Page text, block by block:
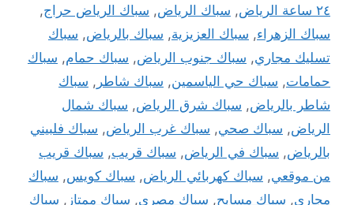
٢٤ ساعة الرياض
, سباك الرياض, سباك الرياض حراج,
سباك الزهراء, سباك العزيزية, سباك بالرياض, سباك
تسليك مجاري, سباك جنوب الرياض, سباك حمام, سباك
حمامات, سباك حي الياسمين, سباك شاطر , سباك
شاطر بالرياض, سباك شرق الرياض, سباك شمال
الرياض, سباك صحي, سباك غرب الرياض, سباك فلبيني
بالرياض, سباك في الرياض, سباك قريب, سباك قريب
من موقعي, سباك كهربائي الرياض, سباك كويس, سباك
مجاري, سباك مسابح, سباك مصري, سباك ممتاز , سباك